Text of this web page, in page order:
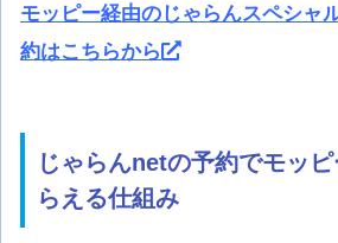
モッピー経由のじゃらんスペシャ
約はこちらから
じゃらんnetの予約でモッ
らえる仕組み